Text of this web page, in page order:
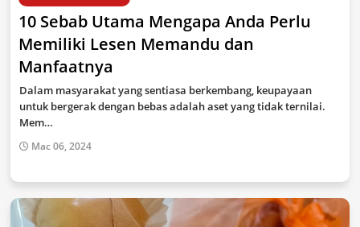
10 Sebab Utama Mengapa Anda Perlu
Memiliki Lesen Memandu dan
Manfaatnya
Dalam masyarakat yang sentiasa berkembang, keupayaan
untuk bergerak dengan bebas adalah aset yang tidak ternilai.
Mem…
Mac 06, 2024